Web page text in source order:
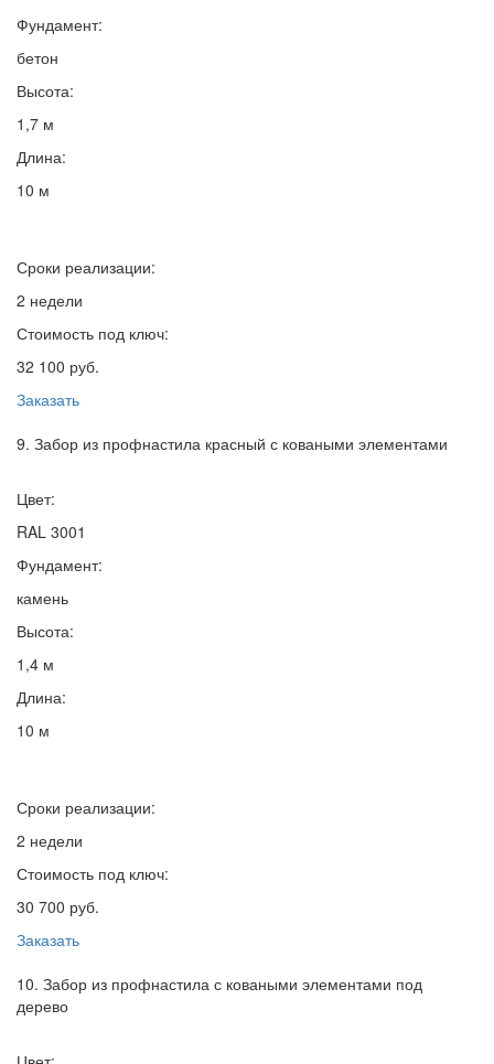
Фундамент:
бетон
Высота:
1,7 м
Длина:
10 м
Сроки реализации:
2 недели
Стоимость под ключ:
32 100 руб.
Заказать
9. Забор из профнастила красный с коваными элементами
Цвет:
RAL 3001
Фундамент:
камень
Высота:
1,4 м
Длина:
10 м
Сроки реализации:
2 недели
Стоимость под ключ:
30 700 руб.
Заказать
10. Забор из профнастила с коваными элементами под
дерево